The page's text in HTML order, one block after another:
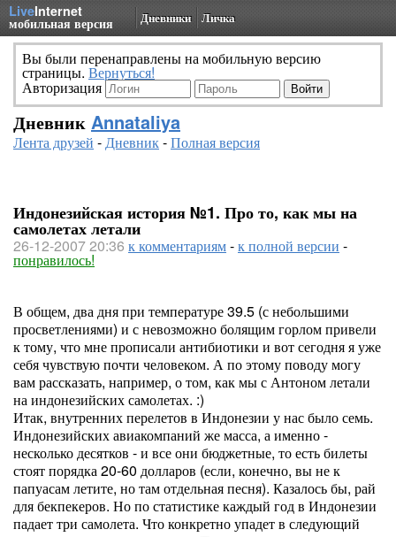
LiveInternet
мобильная версия Дневники Личка
Вы были перенаправлены на мобильную версию
страницы. Вернуться!
Авторизация
Дневник Annataliya
Лента друзей -Дневник-Полная версия
Индонезийская история №1. Про то, как мы на
самолетах летали
26-12-2007 20:36 к комментариям-к полной версии -
понравилось!
В общем, два дня при температуре 39.5 (с небольшими
просветлениями) и с невозможно болящим горлом привели
к тому, что мне прописали антибиотики и вот сегодня я уже
себя чувствую почти человеком. А по этому поводу могу
вам рассказать, например, о том, как мы с Антоном летали
на индонезийских самолетах. :)
Итак, внутренних перелетов в Индонезии у нас было семь.
Индонезийских авиакомпаний же масса, а именно -
несколько десятков - и все они бюджетные, то есть билеты
стоят порядка 20-60 долларов (если, конечно, вы не к
папуасам летите, но там отдельная песня). Казалось бы, рай
для бекпекеров. Но по статистике каждый год в Индонезии
падает три самолета. Что конкретно упадет в следующий